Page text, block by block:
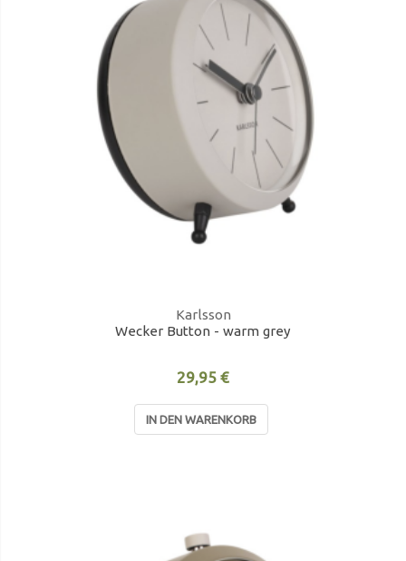
Karlsson
Wecker Button - warm grey
29,95 €
IN DEN WARENKORB